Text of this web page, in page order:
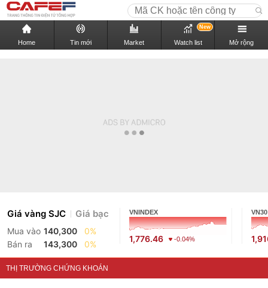
Home Tin mới Market Watch list
New
Mở rộng
Giá vàng SJC Giá bạc
Mua vào 140,300
0%
Bán ra
143,300 0%
VNINDEX
1,776.46 -0.04%
VN30
THỊ TRƯỜNG CHỨNG KHOÁN